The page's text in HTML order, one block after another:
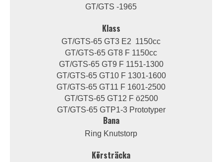
GT/GTS -1965
Klass
GT/GTS-65 GT3 E2 1150cc
GT/GTS-65 GT8 F 1150cc
GT/GTS-65 GT9 F 1151-1300
GT/GTS-65 GT10 F 1301-1600
GT/GTS-65 GT11 F 1601-2500
GT/GTS-65 GT12 F ö2500
GT/GTS-65 GTP1-3 Prototyper
Bana
Ring Knutstorp
Körsträcka